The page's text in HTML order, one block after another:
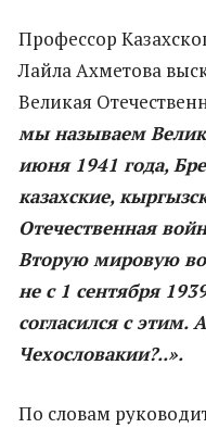
Профессор
Лайла Ахметова
Великая
мы называем
июня 1941 года,
казахские,
Отечественная
Вторую мировую
не с 1 сентября
согласился с
Чехословакии?..».
По словам